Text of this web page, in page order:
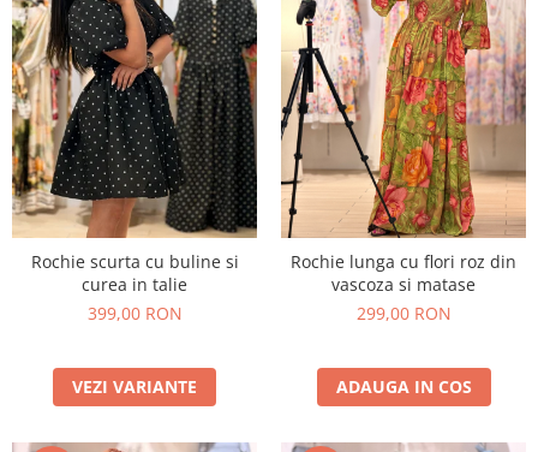
Rochie scurta cu buline si
curea in talie
399,00 RON
VEZI VARIANTE
Rochie lunga cu flori roz din
vascoza si matase
299,00 RON
ADAUGA IN COS